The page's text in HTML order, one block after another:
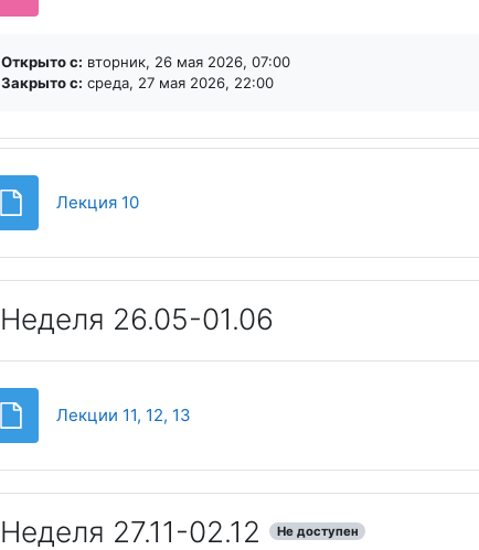
Открыто с: вторник, 26 мая 2026, 07:00
Закрыто c: среда, 27 мая 2026, 22:00
Лекция 10Файл
Неделя 26.05-01.06
Лекции 11, 12, 13Файл
Неделя 27.11-02.12 Не доступен